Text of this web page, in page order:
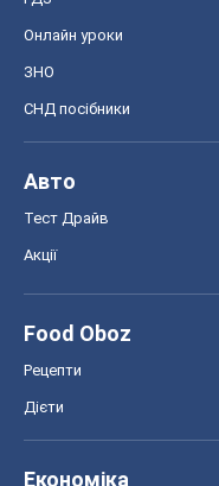
Онлайн уроки
ЗНО
СНД посібники
Авто
Тест Драйв
Акції
Food Oboz
Рецепти
Дієти
Економіка